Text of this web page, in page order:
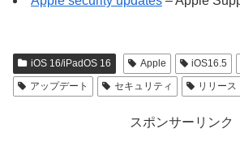
iOS 16/iPadOS 16 Apple iOS16.5
アップデート
セキュリティ リリース
スポンサーリンク